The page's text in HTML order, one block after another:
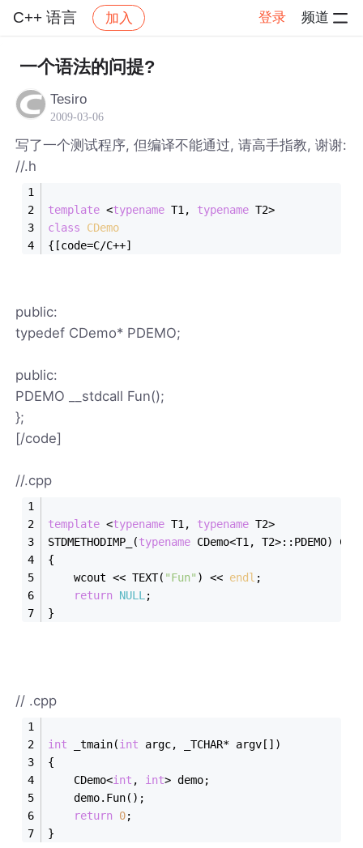
C++ 语言 加入 登录 频道
社区 C++ 语言
一个语法的问提?
Tesiro
2009-03-06
写了一个测试程序, 但编译不能通过, 请高手指教, 谢谢:
//.h
template <typename T1, typename T2>
class
CDemo
{[code=C/C++]
public:
typedef CDemo* PDEMO;
public:
PDEMO __stdcall Fun();
};
[/code]
//.cpp
template <typename T1, typename T2>
STDMETHODIMP_(typename CDemo<T1, T2>::PDEMO)
{
	wcout << TEXT(
"Fun" ) << endl ;
return NULL ;
}
// .cpp
int _tmain(int argc, _TCHAR* argv[])
{
	CDemo<
int , int> demo;
	demo.Fun();
return 0;
}